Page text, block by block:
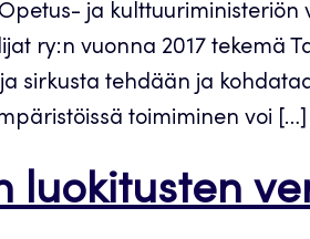
ja
ry:n vuonna 2017 tekemä
sirkusta tehdään ja
toimiminen voi […]
luokitusten